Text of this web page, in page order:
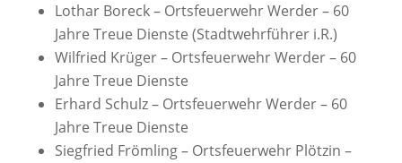
Lothar Boreck – Ortsfeuerwehr Werder – 60
Jahre Treue Dienste (Stadtwehrführer i.R.)
Wilfried Krüger – Ortsfeuerwehr Werder – 60
Jahre Treue Dienste
Erhard Schulz – Ortsfeuerwehr Werder – 60
Jahre Treue Dienste
Siegfried Frömling – Ortsfeuerwehr Plötzin –